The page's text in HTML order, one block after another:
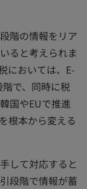
階の情報をリア
ると考えられま
においては、E-
で、同時に税
国やEUで推進
根本から変える
して対応すると
段階で情報が蓄